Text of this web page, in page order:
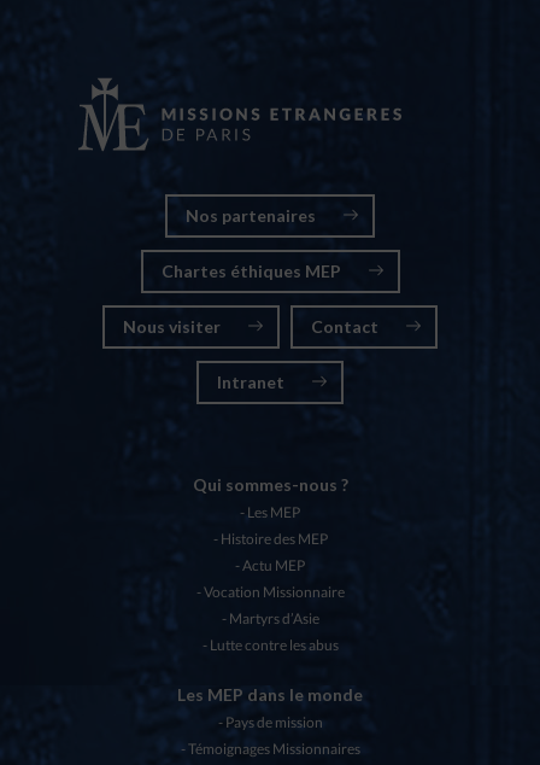
Nos partenaires
Chartes éthiques MEP
Nous visiter Contact
Intranet
Qui sommes-nous ?
Les MEP
Histoire des MEP
Actu MEP
Vocation Missionnaire
Martyrs d’Asie
Lutte contre les abus
Les MEP dans le monde
Pays de mission
Témoignages Missionnaires